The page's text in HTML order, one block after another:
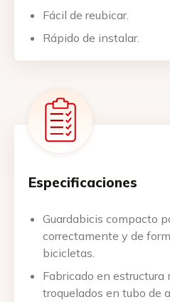
Fácil de reubicar.
Rápido de instalar.
Especificaciones
Guardabicis compacto
correctamente y de
bicicletas.
Fabricado en
troquelados en tubo de